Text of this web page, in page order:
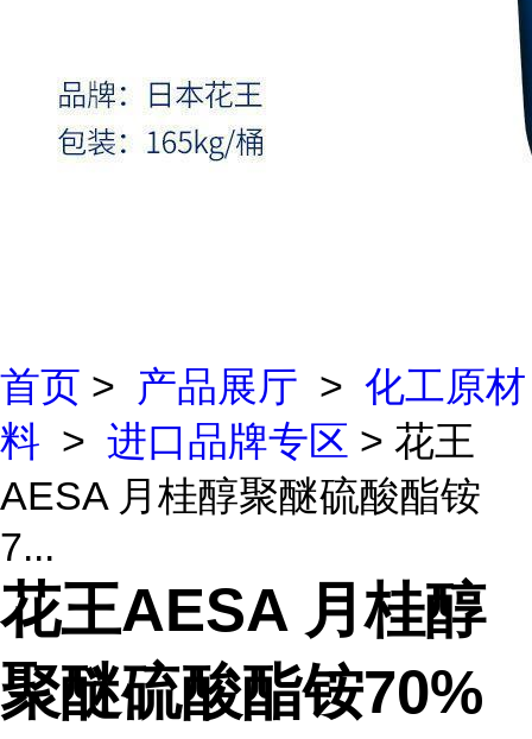
首页 > 产品展厅 > 化工原材
料 > 进口品牌专区 > 花王
AESA 月桂醇聚醚硫酸酯铵
7...
花王AESA 月桂醇
聚醚硫酸酯铵70%